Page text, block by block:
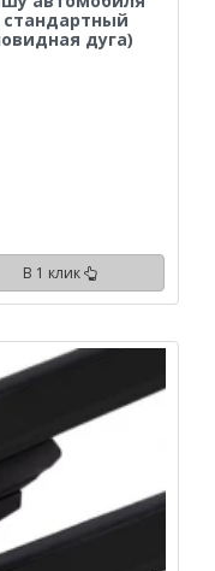
стандартный
дуга)
В 1 клик